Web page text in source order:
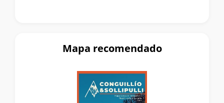
Mapa recomendado